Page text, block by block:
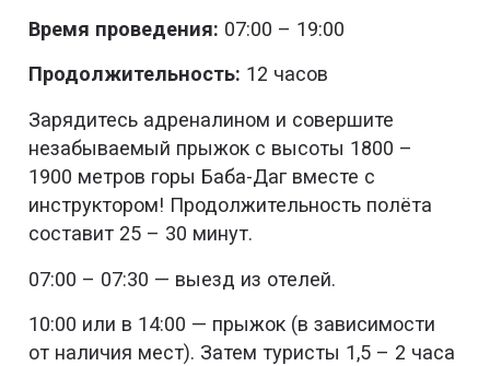
Время проведения: 07:00 – 19:00
Продолжительность: 12 часов
Зарядитесь адреналином и совершите
незабываемый прыжок с высоты 1800 –
1900 метров горы Баба-Даг вместе с
инструктором! Продолжительность полёта
составит 25 – 30 минут.
07:00 – 07:30 — выезд из отелей.
10:00 или в 14:00 — прыжок (в зависимости
от наличия мест). Затем туристы 1,5 – 2 часа